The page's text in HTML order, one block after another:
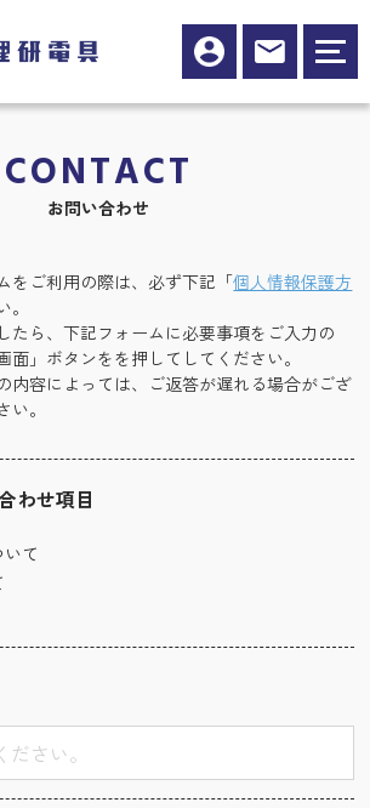
CONTACT
お問い合わせ
をご利用の際は、必ず下記「個人情報保護方
たら、下記フォームに必要事項をご入力の
面」ボタンをを押してしてください。
内容によっては、ご返答が遅れる場合がござ
。
わせ項目
て